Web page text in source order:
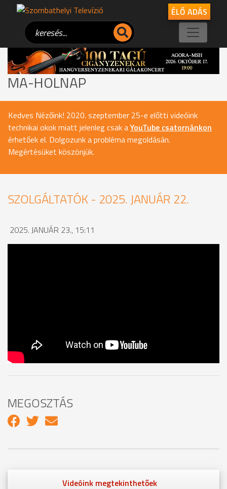
ÉLŐ ADÁS
MA-HOLNAP
Kedves Nézőink! 2020. szeptember 25-e előtti videóink
technikai okok miatt jelenleg csak aYouTube csatornánkon
érhetőek el. Dolgozunk a probléma megoldásán.
Megértésüket köszönjük.
SZOLGÁLTATÓK - 2025. JANUÁR 22.
2025. JANUÁR 23., 15:11
MEGOSZTÁS
Videóink megtekinthetőek